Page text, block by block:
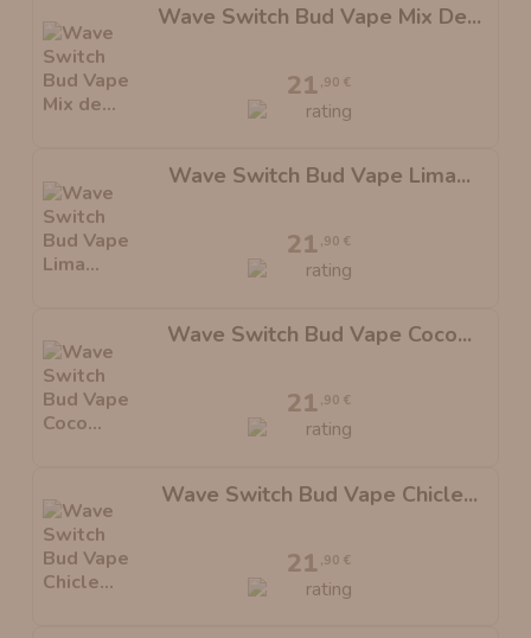
Wave Switch Bud Vape Mix De...
21 ,90 €
Wave Switch Bud Vape Lima...
21 ,90 €
Wave Switch Bud Vape Coco...
21 ,90 €
Wave Switch Bud Vape Chicle...
21 ,90 €